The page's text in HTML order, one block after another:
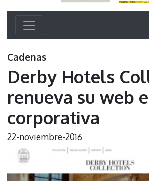
Cadenas
Derby Hotels
renueva su web
corporativa
22-noviembre-2016